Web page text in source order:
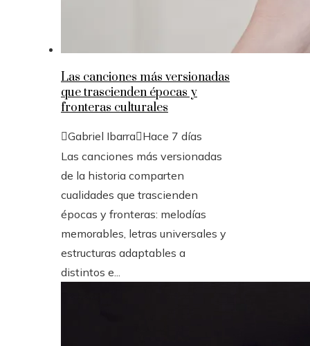
Las canciones más versionadas
que trascienden épocas y
fronteras culturales
Gabriel Ibarra Hace 7 días
Las canciones más versionadas
de la historia comparten
cualidades que trascienden
épocas y fronteras: melodías
memorables, letras universales y
estructuras adaptables a
distintos e...